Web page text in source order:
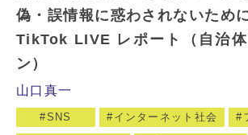
偽・誤情報に惑わされないため
TikTok LIVE レポート（自治
ン）
山口真一
SNS インターネット社会